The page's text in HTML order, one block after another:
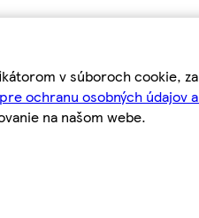
v súboroch cookie,
ochranu osobných údajov
na našom webe.